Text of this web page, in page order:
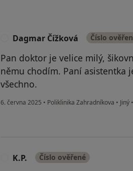
Dagmar Čížková Číslo
Pan doktor je velice milý,
němu chodím. Paní asistentka
všechno.
6. června 2025 • Poliklinika Zahradníkova • Jiný •
K.P. Číslo ověřené